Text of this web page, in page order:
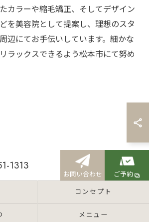
カラーや縮毛矯正、そしてデザイン
を美容院として提案し、理想のスタ
辺にてお手伝いしています。細かな
ラックスできるよう松本市にて努め
1313
お問い合わせ ご予約
コンセプト
メニュー